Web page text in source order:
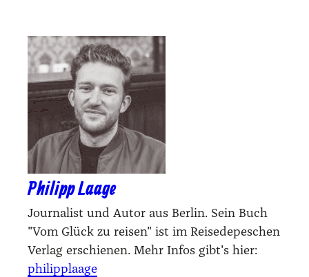
Philipp Laage
Journalist und Autor aus Berlin. Sein Buch
"Vom Glück zu reisen" ist im Reisedepeschen
Verlag erschienen. Mehr Infos gibt's hier:
philipplaage